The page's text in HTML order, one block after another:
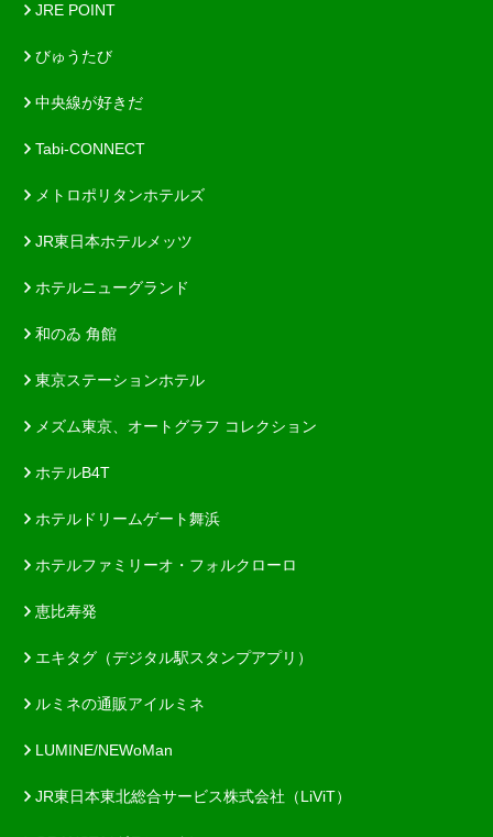
JRE POINT
びゅうたび
中央線が好きだ
Tabi-CONNECT
メトロポリタンホテルズ
JR東日本ホテルメッツ
ホテルニューグランド
和のゐ 角館
東京ステーションホテル
メズム東京、オートグラフ コレクション
ホテルB4T
ホテルドリームゲート舞浜
ホテルファミリーオ・フォルクローロ
恵比寿発
エキタグ（デジタル駅スタンプアプリ）
ルミネの通販アイルミネ
LUMINE/NEWoMan
JR東日本東北総合サービス株式会社（LiViT）